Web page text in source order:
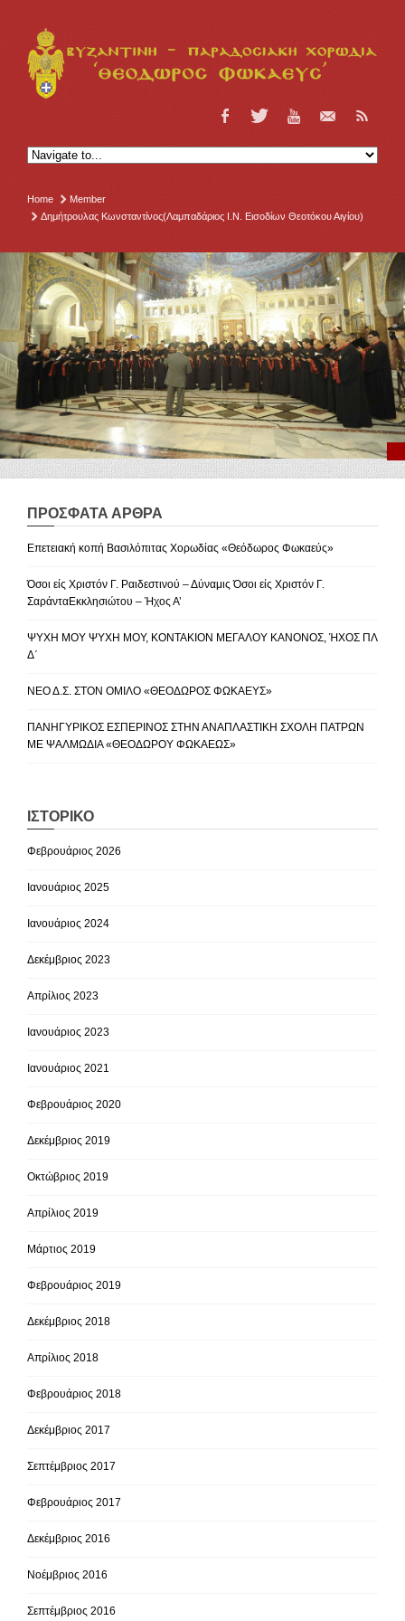
Home
Member
Δημήτρουλας Κωνσταντίνος(Λαμπαδάριος Ι.Ν. Εισοδίων Θεοτόκου Αιγίου)
ΠΡΌΣΦΑΤΑ ΆΡΘΡΑ
Επετειακή κοπή Βασιλόπιτας Χορωδίας «Θεόδωρος Φωκαεύς»
Όσοι είς Χριστόν Γ. Ραιδεστινού – Δύναμις Όσοι είς Χριστόν Γ.
ΣαράνταΕκκλησιώτου – Ήχος Α’
ΨΥΧΗ ΜΟΥ ΨΥΧΗ ΜΟΥ, ΚΟΝΤΑΚΙΟΝ ΜΕΓΑΛΟΥ ΚΑΝΟΝΟΣ, ΉΧΟΣ ΠΛ
Δ΄
ΝΕΟ Δ.Σ. ΣΤΟΝ ΟΜΙΛΟ «ΘΕΟΔΩΡΟΣ ΦΩΚΑΕΥΣ»
ΠΑΝΗΓΥΡΙΚΟΣ ΕΣΠΕΡΙΝΟΣ ΣΤΗΝ ΑΝΑΠΛΑΣΤΙΚΗ ΣΧΟΛΗ ΠΑΤΡΩΝ
ΜΕ ΨΑΛΜΩΔΙΑ «ΘΕΟΔΩΡΟΥ ΦΩΚΑΕΩΣ»
ΙΣΤΟΡΙΚΌ
Φεβρουάριος 2026
Ιανουάριος 2025
Ιανουάριος 2024
Δεκέμβριος 2023
Απρίλιος 2023
Ιανουάριος 2023
Ιανουάριος 2021
Φεβρουάριος 2020
Δεκέμβριος 2019
Οκτώβριος 2019
Απρίλιος 2019
Μάρτιος 2019
Φεβρουάριος 2019
Δεκέμβριος 2018
Απρίλιος 2018
Φεβρουάριος 2018
Δεκέμβριος 2017
Σεπτέμβριος 2017
Φεβρουάριος 2017
Δεκέμβριος 2016
Νοέμβριος 2016
Σεπτέμβριος 2016